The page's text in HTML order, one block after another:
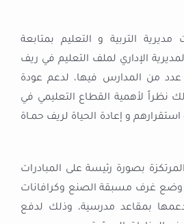
التربية و التعليم بمتابعة
الإداري لملف التعليم في ريف
عدد من المدارس فيها، لدعم عودة
نظراً لأهمية القطاع التعليمي في
و إعادة الحياة لريف حمـاة
بصورة رئيسة على المبادرات
وضع غرف مسبقة الصنع وكرافانات
بمقاعد مدرسية، وذلك لدفع